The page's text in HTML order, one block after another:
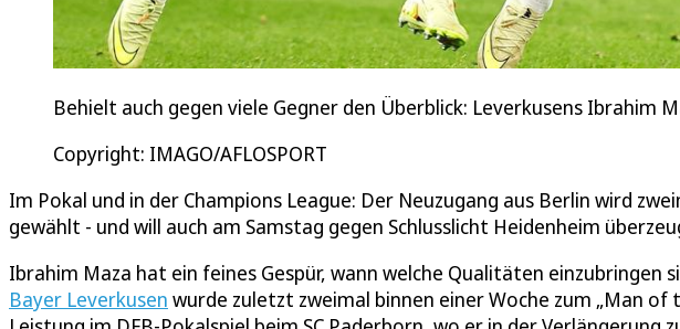
Behielt auch gegen viele Gegner den Überblick: Leverkusens Ibrahim
Copyright: IMAGO/AFLOSPORT
Im Pokal und in der Champions League: Der Neuzugang aus Berlin wird
gewählt - und will auch am Samstag gegen Schlusslicht Heidenheim
Ibrahim Maza hat ein feines Gespür, wann welche Qualitäten
Bayer Leverkusen wurde zuletzt zweimal binnen einer Woche zum „Man